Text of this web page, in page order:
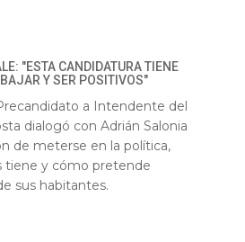
"ESTA CANDIDATURA TIENE
Y SER POSITIVOS"
a Intendente del
dialogó con Adrián Salonia
de meterse en la política,
tiene y cómo pretende
sus habitantes.